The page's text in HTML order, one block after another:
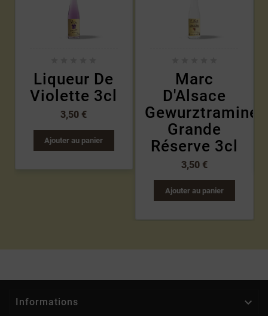
Liqueur De
Violette 3cl
3,50 €
Ajouter au panier
Marc
D'Alsace
Gewurztraminer
Grande
Réserve 3cl
3,50 €
Ajouter au panier
Informations 